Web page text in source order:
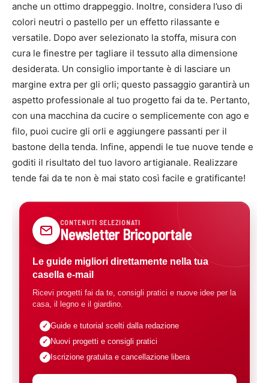
anche un ottimo drappeggio. Inoltre, considera l’uso di
colori neutri o pastello per un effetto rilassante e
versatile. Dopo aver selezionato la stoffa, misura con
cura le finestre per tagliare il tessuto alla dimensione
desiderata. Un consiglio importante è di lasciare un
margine extra per gli orli; questo passaggio garantirà un
aspetto professionale al tuo progetto fai da te. Pertanto,
con una macchina da cucire o semplicemente con ago e
filo, puoi cucire gli orli e aggiungere passanti per il
bastone della tenda. Infine, appendi le tue nuove tende e
goditi il risultato del tuo lavoro artigianale. Realizzare
tende fai da te non è mai stato così facile e gratificante!
CONTENUTI SELEZIONATI
Newsletter Bricoportale
Le guide migliori direttamente nella tua
casella e-mail
Ricevi progetti fai da te, consigli pratici e nuove idee per la
casa, il legno e il giardino.
Guide e tutorial scelti dalla redazione
Nuovi progetti e consigli pratici
Iscrizione gratuita e cancellazione libera